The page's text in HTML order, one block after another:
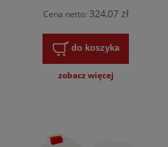
Cena netto: 324,07 zł
do koszyka
zobacz więcej